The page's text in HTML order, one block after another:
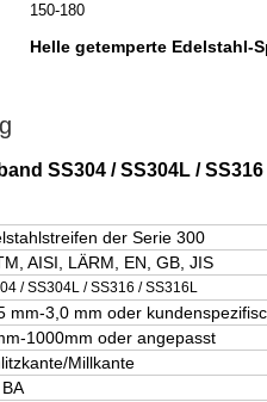
150-180
Helle getemperte Edelstahl-
SS304 / SS304L /
der Serie 300
AISI, LÄRM, EN, GB, JIS
/ SS304L / SS316 / SS316L
mm-3,0 mm oder
1000mm oder angepasst
Millkante